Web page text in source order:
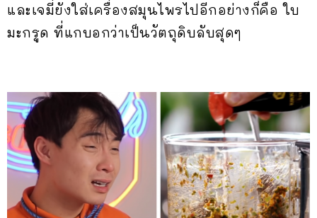
และเจมี่ยังใส่เครื่องสมุนไพรไปอีกอย่างก็คือ ใบ
มะกรูด ที่แกบอกว่าเป็นวัตถุดิบลับสุดๆ